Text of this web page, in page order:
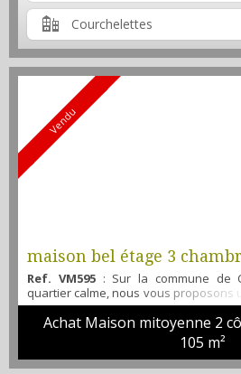
Courchelettes
Vendu
maison bel étage 3
Ref. VM595: Sur la commune de
quartier calme, nous vous proposons
105 m2. Au rez de chaussée, vous
une salle de bains et un garage
et le jardin avec au fond une
un séjour avec une cuisine
belles chambres parquetées et une
Achat Maison mitoyenne 2
105 m²